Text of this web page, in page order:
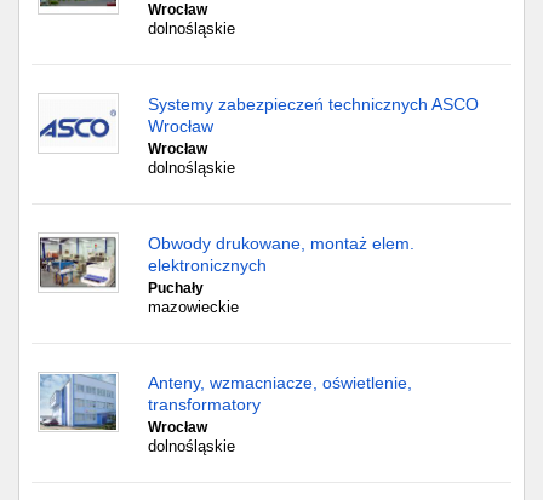
Wrocław
dolnośląskie
Systemy zabezpieczeń technicznych ASCO
Wrocław
Wrocław
dolnośląskie
Obwody drukowane, montaż elem.
elektronicznych
Puchały
mazowieckie
Anteny, wzmacniacze, oświetlenie,
transformatory
Wrocław
dolnośląskie